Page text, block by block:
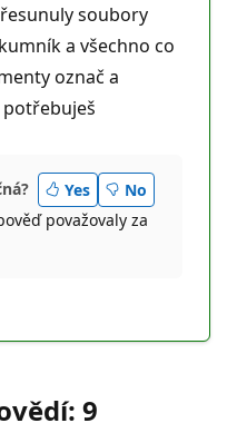
soubory
a všechno co
označ a
Yes
No
považovaly za
9